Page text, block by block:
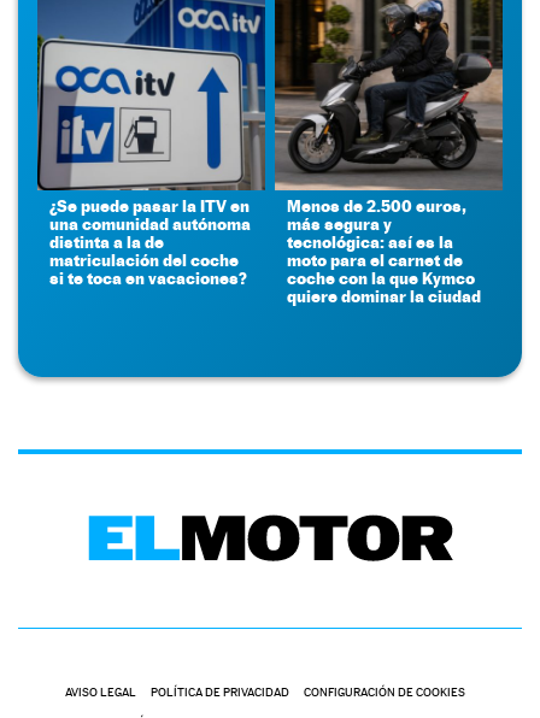
¿Se puede pasar la ITV en
una comunidad autónoma
distinta a la de
matriculación del coche
si te toca en vacaciones?
Menos de 2.500 euros,
más segura y
tecnológica: así es la
moto para el carnet de
coche con la que Kymco
quiere dominar la ciudad
AVISO LEGAL POLÍTICA DE PRIVACIDAD CONFIGURACIÓN DE COOKIES